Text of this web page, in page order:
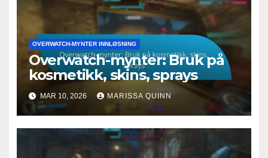
OVERWATCH-MYNTER INNLØSNING
Overwatch-mynter: Bruk på
kosmetikk, skins, sprays
MAR 10, 2026 MARISSA QUINN